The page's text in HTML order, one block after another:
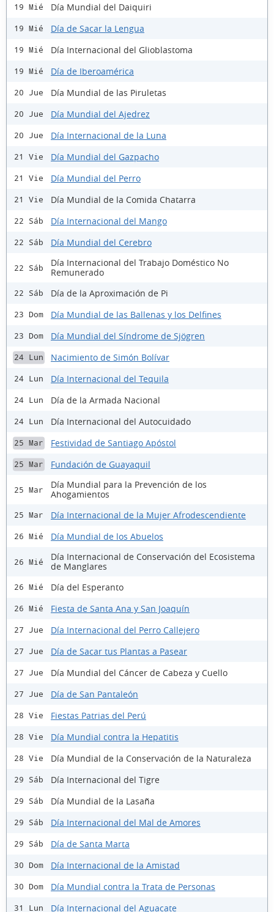
19 Mié Día Mundial del Daiquiri
19 Mié Día de Sacar la Lengua
19 Mié Día Internacional del Glioblastoma
19 Mié Día de Iberoamérica
20 Jue Día Mundial de las Piruletas
20 Jue Día Mundial del Ajedrez
20 Jue Día Internacional de la Luna
21 Vie Día Mundial del Gazpacho
21 Vie Día Mundial del Perro
21 Vie Día Mundial de la Comida Chatarra
22 Sáb Día Internacional del Mango
22 Sáb Día Mundial del Cerebro
22 Sáb
Día Internacional del Trabajo Doméstico No
Remunerado
22 Sáb Día de la Aproximación de Pi
23 Dom Día Mundial de las Ballenas y los Delfines
23 Dom Día Mundial del Síndrome de Sjögren
24 Lun Nacimiento de Simón Bolívar
24 Lun Día Internacional del Tequila
24 Lun Día de la Armada Nacional
24 Lun Día Internacional del Autocuidado
25 Mar Festividad de Santiago Apóstol
25 Mar Fundación de Guayaquil
25 Mar
Día Mundial para la Prevención de los
Ahogamientos
25 Mar Día Internacional de la Mujer Afrodescendiente
26 Mié Día Mundial de los Abuelos
26 Mié
Día Internacional de Conservación del Ecosistema
de Manglares
26 Mié Día del Esperanto
26 Mié Fiesta de Santa Ana y San Joaquín
27 Jue Día Internacional del Perro Callejero
27 Jue Día de Sacar tus Plantas a Pasear
27 Jue Día Mundial del Cáncer de Cabeza y Cuello
27 Jue Día de San Pantaleón
28 Vie Fiestas Patrias del Perú
28 Vie Día Mundial contra la Hepatitis
28 Vie Día Mundial de la Conservación de la Naturaleza
29 Sáb Día Internacional del Tigre
29 Sáb Día Mundial de la Lasaña
29 Sáb Día Internacional del Mal de Amores
29 Sáb Día de Santa Marta
30 Dom Día Internacional de la Amistad
30 Dom Día Mundial contra la Trata de Personas
31 Lun Día Internacional del Aguacate